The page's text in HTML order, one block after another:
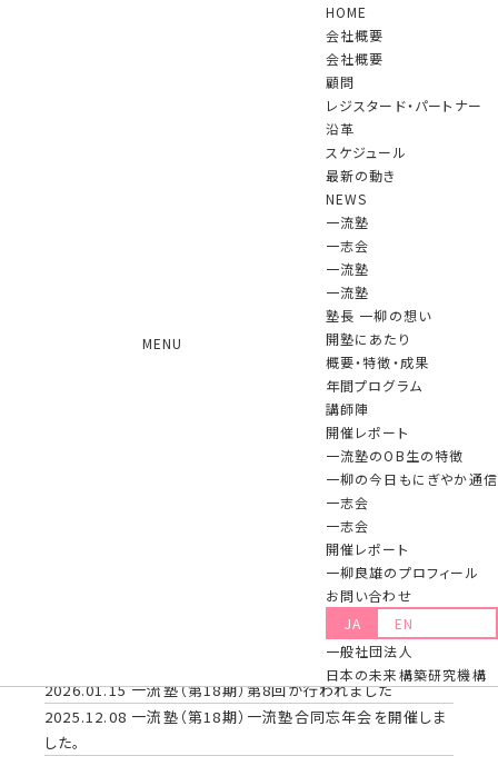
MENU
HOME
会社概要
会社概要
顧問
レジスタード・パートナー
沿革
スケジュール
最新の動き
NEWS
一流塾
一志会
一流塾
一流塾
塾長 一柳の想い
開塾にあたり
概要・特徴・成果
年間プログラム
講師陣
開催レポート
一流塾のOB生の特徴
一柳の今日もにぎやか通信
一志会
一志会
開催レポート
一柳良雄のプロフィール
お問い合わせ
JA
EN
一般社団法人
日本の未来構築研究機構
「一志会」第92回の例会(講師：日本証券業協会
副会長・専務理事 松尾 元信 氏)が開催されました
一流塾（第19期）第1回が行われました
４月１日付けで、顧問の髙波博之氏（元有限責
任あずさ監査法人理事長）が特別顧問に就任されます
産経新聞（Web版）に第19期一流塾開塾の記
日刊工業新聞に第19期一流塾開塾の記事が掲
一流塾（第18期）第10回が行われました
「一志会」第91回の例会(講師：一般社団法人日
米協会 会長 元駐米大使 藤崎 一郎 氏)が開催されました
一流塾（第18期）第９回が行われました
2026年2月6日（金）「一流塾志会（一柳が塾長
を務める一流塾のOB会）」の大会が大阪で開催されました。
一柳塾長『傘寿』御祝いの会が開催されました。
2026.01.15 一流塾（第18期）第8回が行われました
2025.12.08 一流塾（第18期）一流塾合同忘年会を開催しま
した。